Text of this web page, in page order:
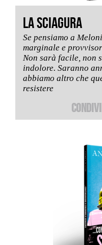
LA SCIAGURA
Se pensiamo a
marginale e
Non sarà facile, non
indolore. Saranno
abbiamo altro che
resistere